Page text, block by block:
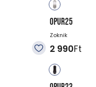
OPUR25
Zoknik
2 990Ft